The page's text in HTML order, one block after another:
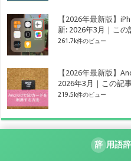
【2026年最新版】
新: 2026年3月｜この
261.7k件のビュー
【2026年最新版】
2026年3月｜この記
219.5k件のビュー
辞 用語